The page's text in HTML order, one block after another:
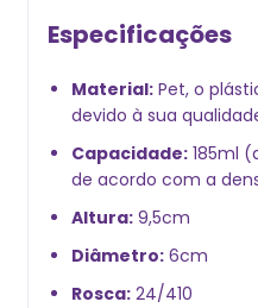
Especificações
Material: Pet, o
devido à sua
Capacidade: 185ml
de acordo com a
Altura: 9,5cm
Diâmetro: 6cm
Rosca: 24/410